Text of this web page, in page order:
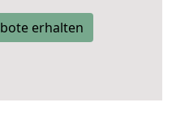
erhalten